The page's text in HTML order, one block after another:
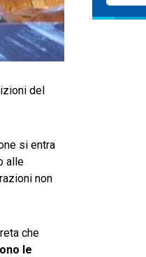
del
si entra
alle
non
che
le